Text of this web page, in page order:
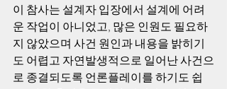
이 참사는 설계자 입장에서 설계에 어려
운 작업이 아니었고, 많은 인원도 필요하
지 않았으며 사건 원인과 내용을 밝히기
도 어렵고 자연발생적으로 일어난 사건으
로 종결되도록 언론플레이를 하기도 쉽